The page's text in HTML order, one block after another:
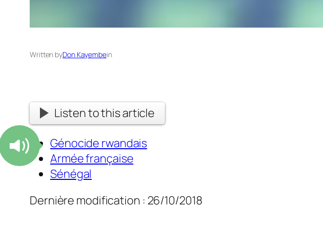
Written byDon Kayembein
Listen to this article
Génocide rwandais
Armée française
Sénégal
Dernière modification : 26/10/2018